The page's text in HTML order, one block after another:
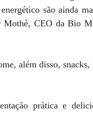
são ainda
Mothé, CEO da Bio
além disso, snacks,
prática e